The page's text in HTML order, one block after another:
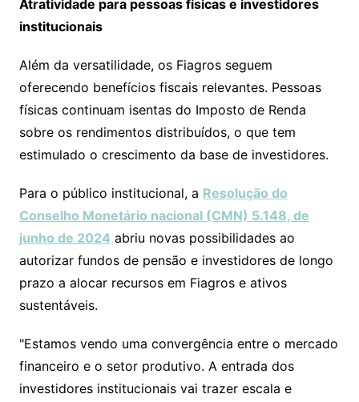
Atratividade para pessoas físicas e investidores
institucionais
Além da versatilidade, os Fiagros seguem
oferecendo benefícios fiscais relevantes. Pessoas
físicas continuam isentas do Imposto de Renda
sobre os rendimentos distribuídos, o que tem
estimulado o crescimento da base de investidores.
Para o público institucional, a Resolução do
Conselho Monetário nacional (CMN) 5.148, de
junho de 2024 abriu novas possibilidades ao
autorizar fundos de pensão e investidores de longo
prazo a alocar recursos em Fiagros e ativos
sustentáveis.
"Estamos vendo uma convergência entre o mercado
financeiro e o setor produtivo. A entrada dos
investidores institucionais vai trazer escala e